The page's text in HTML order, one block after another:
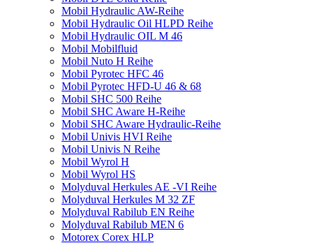
Mobil Hydraulic AW-Reihe
Mobil Hydraulic Oil HLPD Reihe
Mobil Hydraulic OIL M 46
Mobil Mobilfluid
Mobil Nuto H Reihe
Mobil Pyrotec HFC 46
Mobil Pyrotec HFD-U 46 & 68
Mobil SHC 500 Reihe
Mobil SHC Aware H-Reihe
Mobil SHC Aware Hydraulic-Reihe
Mobil Univis HVI Reihe
Mobil Univis N Reihe
Mobil Wyrol H
Mobil Wyrol HS
Molyduval Herkules AE -VI Reihe
Molyduval Herkules M 32 ZF
Molyduval Rabilub EN Reihe
Molyduval Rabilub MEN 6
Motorex Corex HLP